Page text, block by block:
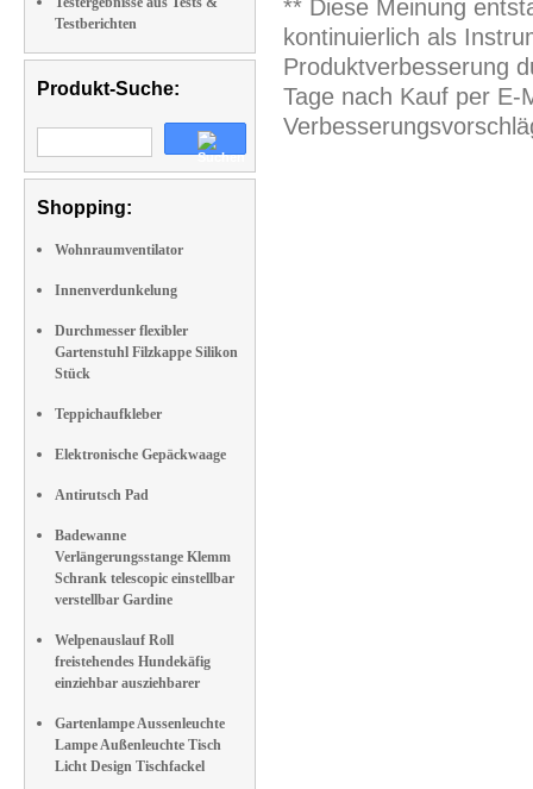
Testberichten
Produkt-Suche:
Shopping:
Wohnraumventilator
Innenverdunkelung
Durchmesser flexibler
Gartenstuhl Filzkappe Silikon
Stück
Teppichaufkleber
Elektronische Gepäckwaage
Antirutsch Pad
Badewanne
Verlängerungsstange Klemm
Schrank telescopic einstellbar
verstellbar Gardine
Welpenauslauf Roll
freistehendes Hundekäfig
einziehbar ausziehbarer
Gartenlampe Aussenleuchte
Lampe Außenleuchte Tisch
Licht Design Tischfackel
** Diese Meinung
kontinuierlich als
Produktverbesserung
Tage nach Kauf per E-